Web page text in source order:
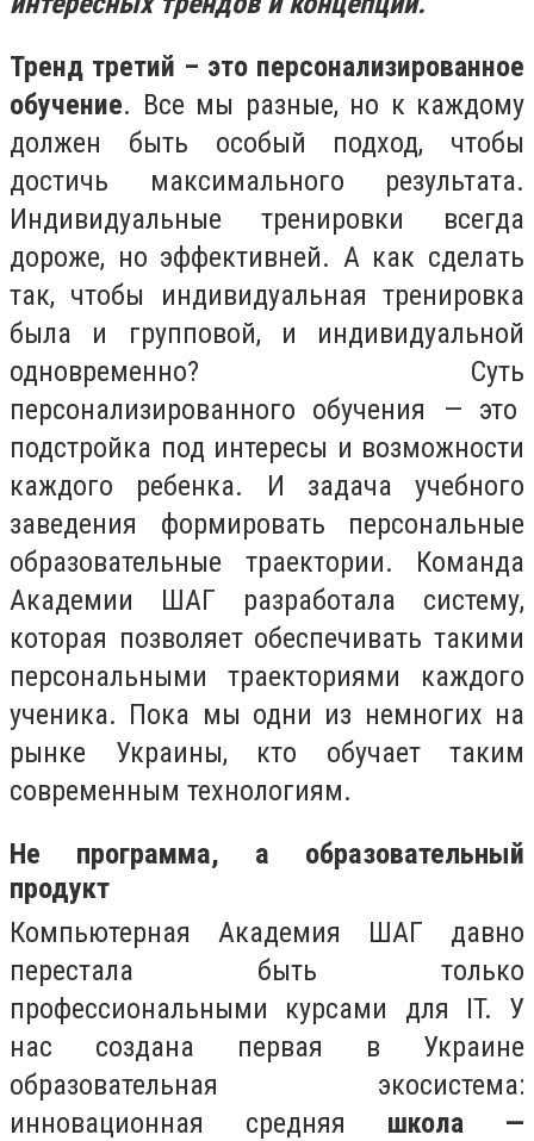
Тренд третий – это персонализированное
обучение. Все мы разные, но к каждому
должен быть особый подход, чтобы
достичь максимального результата.
Индивидуальные тренировки всегда
дороже, но эффективней. А как сделать
так, чтобы индивидуальная тренировка
была и групповой, и индивидуальной
одновременно? Суть
персонализированного обучения — это
подстройка под интересы и возможности
каждого ребенка. И задача учебного
заведения формировать персональные
образовательные траектории. Команда
Академии ШАГ разработала систему,
которая позволяет обеспечивать такими
персональными траекториями каждого
ученика. Пока мы одни из немногих на
рынке Украины, кто обучает таким
современным технологиям.
Не программа, а образовательный
продукт
Компьютерная Академия ШАГ давно
перестала быть только
профессиональными курсами для IT. У
нас создана первая в Украине
образовательная экосистема:
инновационная средняя школа —